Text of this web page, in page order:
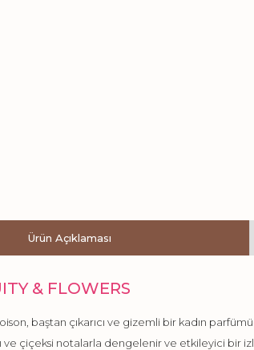
Ürün Açıklaması
& FLOWERS
baştan çıkarıcı ve gizemli bir kadın
ve çiçeksi notalarla dengelenir ve etkileyici bir